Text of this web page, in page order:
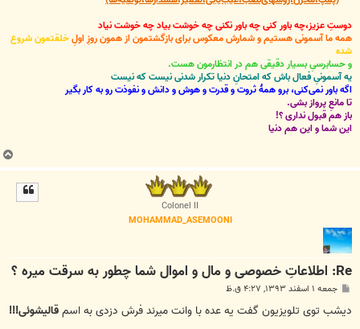
دوستِ عزیز،چه باور کنی چه باور نکنی چه خوشت بیاد چه خوشت نیاد
همه ما آسمونی هستیم و شمارش معکوس برای بازگشتمون از همون روزِ اولِخلقتمون شروع
شده
و حسابرسیِ بسیار دقیقی هم در انتظارمون هست.
یه آسمونیِ فعال باش که امتحانِ دنیا تکرار شدنی نیست که نیست
اگه باور نمی‌کنی، برو همۀ ثروت و قدرت و هوش و دانش و نفوذت رو به کار بگیر
تا مانعِ پرواز بشی.
باز هم قبول نداری ؟!
این شما و این هم دنیا
ب
ا
Colonel II
MOHAMMAD_ASEMOONI
Re: اطلاعاتِ خصوصی و مال و اموال شما چطور به سرقت میره ؟
پ
ت
جمعه ۱ اسفند ۱۳۹۳, ۴:۲۷ ق.ظ
دیشب توی تلویزیون گفت یه عده با وانت میرند فرش دزدی به اسمقالیشوئی!!!